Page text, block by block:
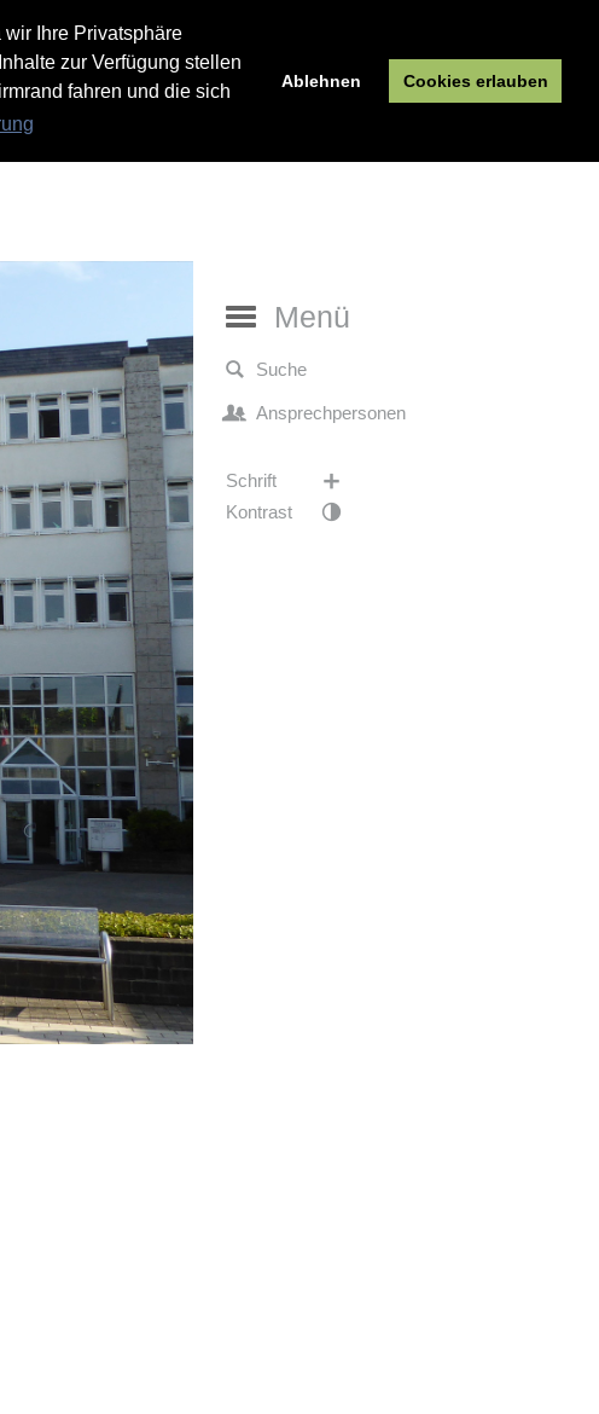
Ihre Privatsphäre
zur Verfügung stellen
fahren und die sich
Ablehnen Cookies erlauben
Menü
Suche
Ansprechpersonen
Schrift
Kontrast